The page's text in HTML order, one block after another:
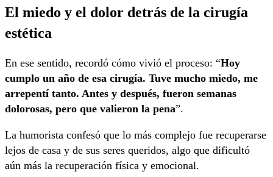
El miedo y el dolor detrás de la cirugía
estética
En ese sentido, recordó cómo vivió el proceso: “Hoy
cumplo un año de esa cirugía. Tuve mucho miedo, me
arrepentí tanto. Antes y después, fueron semanas
dolorosas, pero que valieron la pena”.
La humorista confesó que lo más complejo fue recuperarse
lejos de casa y de sus seres queridos, algo que dificultó
aún más la recuperación física y emocional.